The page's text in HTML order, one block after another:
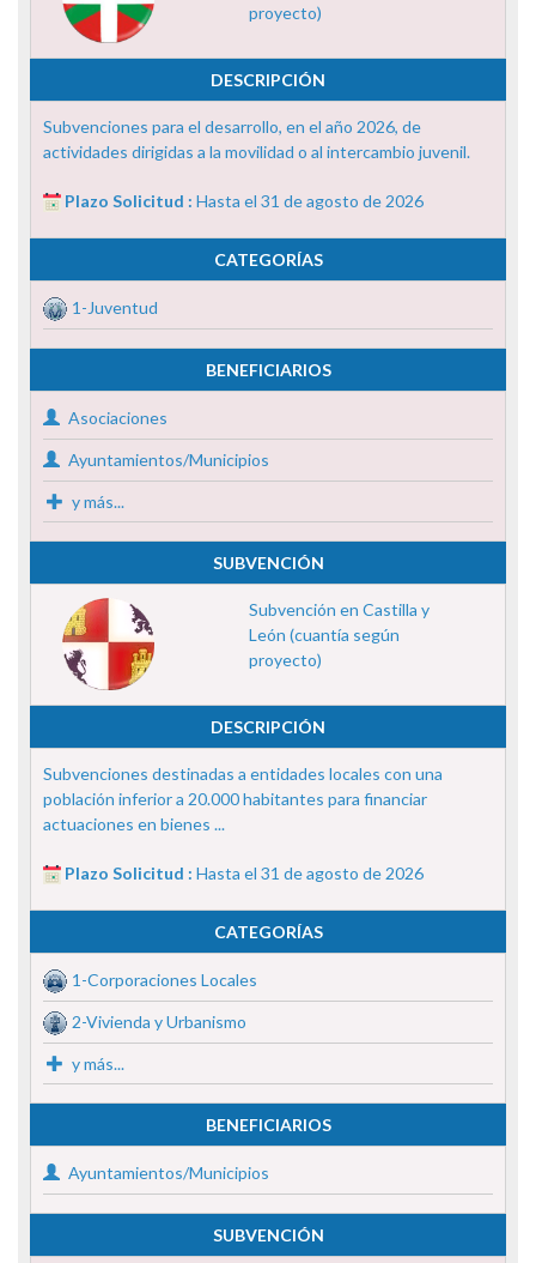
proyecto)
DESCRIPCIÓN
Subvenciones para el desarrollo, en el año 2026, de
actividades dirigidas a la movilidad o al intercambio juvenil.
Plazo Solicitud : Hasta el 31 de agosto de 2026
CATEGORÍAS
1-Juventud
BENEFICIARIOS
Asociaciones
Ayuntamientos/Municipios
y más...
SUBVENCIÓN
Subvención en Castilla y
León (cuantía según
proyecto)
DESCRIPCIÓN
Subvenciones destinadas a entidades locales con una
población inferior a 20.000 habitantes para financiar
actuaciones en bienes ...
Plazo Solicitud : Hasta el 31 de agosto de 2026
CATEGORÍAS
1-Corporaciones Locales
2-Vivienda y Urbanismo
y más...
BENEFICIARIOS
Ayuntamientos/Municipios
SUBVENCIÓN